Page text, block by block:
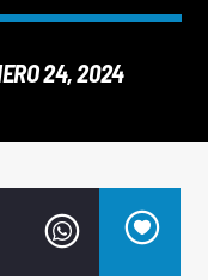
24, 2024